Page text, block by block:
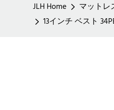
JLH Home マットレ
13インチ ベスト